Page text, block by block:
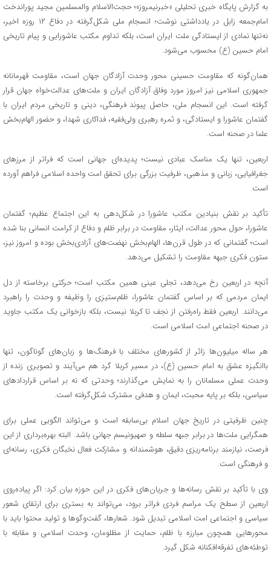
به گزارش پایگاه خبری تحلیلی «خبرنیمروز»؛ حجت‌الاسلام والمسلمین مجید پوراندخت
امام‌جمعه زابل در یادداشتی نوشت؛ انسجام ملی شکل‌گرفته در دفاع ۱۲ روزه اخیر،
نه‌تنها نمادی از ایستادگی ملت ایران است، بلکه تداوم مکتب عاشورایی و پیام تاریخی
امام حسین (ع) محسوب می‌شود.
همان‌گونه که مقاومت حسینی محور وحدت آزادگان جهان است، مقاومت قهرمانانه
جمهوری اسلامی نیز امروز مورد وفاق آزادگان ایران و ملت‌های عدالت‌خواه جهان قرار
گرفته است. این انسجام ملی، حاصل پیوند فرهنگی، دینی و تاریخی مردم ایران با
گفتمان عاشورا و ایستادگی، و ثمره رهبری ولی‌فقیه، فداکاری شهدا، و حضور الهام‌بخش
علما در صحنه است.
اربعین، تنها یک مناسک عبادی نیست؛ پدیده‌ای جهانی است که فراتر از مرزهای
جغرافیایی، زبانی و مذهبی، ظرفیت بزرگی برای تحقق امت واحده اسلامی فراهم آورده
است.
تأکید بر نقش بنیادین مکتب عاشورا در شکل‌دهی به این اجتماع عظیم؛ گفتمان
عاشورا، حول محور عدالت، ایثار، مقاومت در برابر ظلم و دفاع از کرامت انسانی بنا شده
است؛ گفتمانی که در طول قرن‌ها، الهام‌بخش نهضت‌های آزادی‌بخش بوده و امروز نیز،
ستون فکری جبهه مقاومت را تشکیل می‌دهد.
آنچه در اربعین رخ می‌دهد، تجلی عینی همین مکتب است؛ حرکتی برخاسته از دل
ایمان مردمی که بر اساس گفتمان عاشورا، ظلم‌ستیزی را وظیفه و وحدت را راهبرد
می‌دانند. اربعین فقط راه‌رفتن از نجف تا کربلا نیست، بلکه بازخوانی یک مکتب جاوید
در صحنه اجتماعی امت اسلامی است.
هر ساله میلیون‌ها زائر از کشورهای مختلف با فرهنگ‌ها و زبان‌های گوناگون، تنها
باانگیزه عشق به امام حسین (ع)، در مسیر کربلا گرد هم می‌آیند و تصویری زنده از
وحدت عملی مسلمانان را به نمایش می‌گذارند؛ وحدتی که نه بر اساس قراردادهای
سیاسی، بلکه بر پایه محبت، ایمان و هدفی مشترک شکل‌گرفته است.
چنین ظرفیتی در تاریخ جهان اسلام بی‌سابقه است و می‌تواند الگویی عملی برای
همگرایی ملت‌ها در برابر جبهه سلطه و صهیونیسم جهانی باشد. البته بهره‌برداری از این
فرصت، نیازمند برنامه‌ریزی دقیق، هوشمندانه و مشارکت فعال نخبگان فکری، رسانه‌ای
و فرهنگی است.
وی با تأکید بر نقش رسانه‌ها و جریان‌های فکری در این حوزه بیان کرد: اگر پیاده‌روی
اربعین از سطح یک مراسم فردی فراتر برود، می‌تواند به بستری برای ارتقای شعور
سیاسی و اجتماعی امت اسلامی تبدیل شود. شعارها، گفت‌وگوها و تولید محتوا باید با
محورهایی همچون مبارزه با ظلم، حمایت از مظلومان، وحدت اسلامی و مقابله با
توطئه‌های تفرقه‌افکنانه شکل گیرد.